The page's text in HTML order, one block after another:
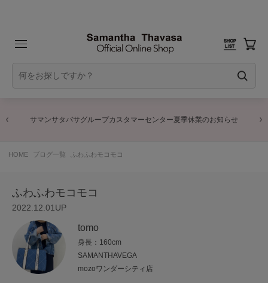
サマンサタバサグループカスタマーセンター夏季休業のお知らせ
HOME ブログ一覧 ふわふわモコモコ
ふわふわモコモコ
2022.12.01UP
tomo
SAMANTHAVEGA
身長：160cm
mozoワンダーシティ店